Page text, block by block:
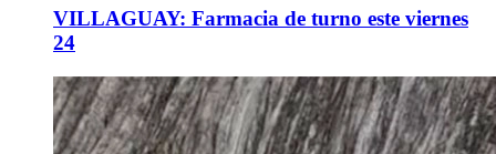
VILLAGUAY: Farmacia de turno este viernes
24